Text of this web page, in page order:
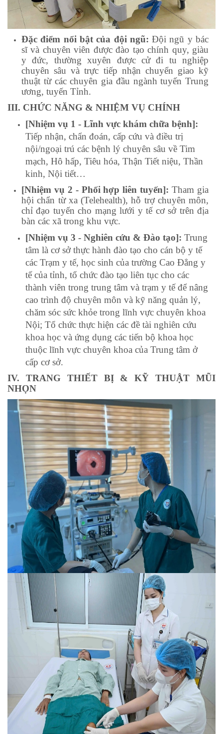
Đặc điểm nổi bật của đội ngũ: Đội ngũ y bác
sĩ và chuyên viên được đào tạo chính quy, giàu
y đức, thường xuyên được cử đi tu nghiệp
chuyên sâu và trực tiếp nhận chuyển giao kỹ
thuật từ các chuyên gia đầu ngành tuyến Trung
ương, tuyến Tỉnh.
III. CHỨC NĂNG & NHIỆM VỤ CHÍNH
[Nhiệm vụ 1 - Lĩnh vực khám chữa bệnh]:
Tiếp nhận, chẩn đoán, cấp cứu và điều trị
nội/ngoại trú các bệnh lý chuyên sâu về Tim
mạch, Hô hấp, Tiêu hóa, Thận Tiết niệu, Thần
kinh, Nội tiết…
[Nhiệm vụ 2 - Phối hợp liên tuyến]: Tham gia
hội chẩn từ xa (Telehealth), hỗ trợ chuyên môn,
chỉ đạo tuyến cho mạng lưới y tế cơ sở trên địa
bàn các xã trong khu vực.
[Nhiệm vụ 3 - Nghiên cứu & Đào tạo]: Trung
tâm là cơ sở thực hành đào tạo cho cán bộ y tế
các Trạm y tế, học sinh của trường Cao Đẳng y
tế của tỉnh, tổ chức đào tạo liên tục cho các
thành viên trong trung tâm và trạm y tế để nâng
cao trình độ chuyên môn và kỹ năng quản lý,
chăm sóc sức khỏe trong lĩnh vực chuyên khoa
Nội; Tổ chức thực hiện các đề tài nghiên cứu
khoa học và ứng dụng các tiến bộ khoa học
thuộc lĩnh vực chuyên khoa của Trung tâm ở
cấp cơ sở.
IV. TRANG THIẾT BỊ & KỸ THUẬT MŨI
NHỌN